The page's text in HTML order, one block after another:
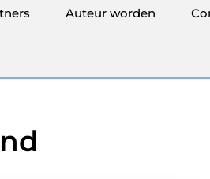
Auteur worden